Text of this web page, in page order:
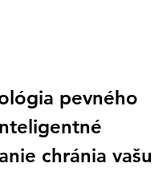
Portal, kde si ich
pozrieť online.
ochranu proti
(AFCI) a funkciu
pevného
chránia vašu